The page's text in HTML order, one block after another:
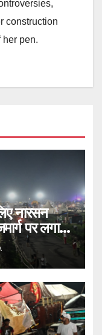
construction
her pen.
नारसन
पर लगाई